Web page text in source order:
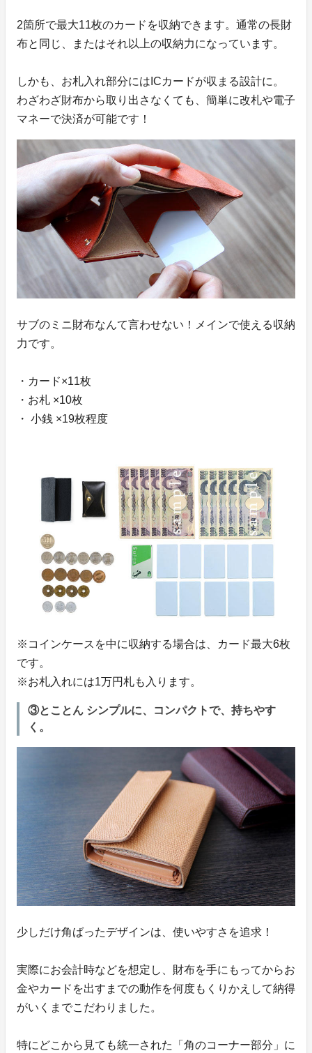
2箇所で最大11枚のカードを収納できます。通常の長財
布と同じ、またはそれ以上の収納力になっています。
しかも、お札入れ部分にはICカードが収まる設計に。
わざわざ財布から取り出さなくても、簡単に改札や電子
マネーで決済が可能です！
サブのミニ財布なんて言わせない！メインで使える収納
力です。
・カード×11枚
・お札 ×10枚
・ 小銭 ×19枚程度
※コインケースを中に収納する場合は、カード最大6枚
です。
※お札入れには1万円札も入ります。
③とことん シンプルに、コンパクトで、持ちやす
く。
少しだけ角ばったデザインは、使いやすさを追求！
実際にお会計時などを想定し、財布を手にもってからお
金やカードを出すまでの動作を何度もくりかえして納得
がいくまでこだわりました。
特にどこから見ても統一された「角のコーナー部分」に